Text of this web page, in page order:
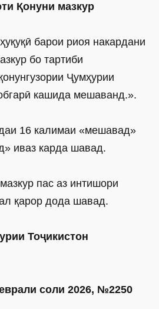
Қонуни мазкур
барои риоя накардани
бо тартиби
Ҷумҳурии
кашида мешаванд.».
16 калимаи «мешавад»
иваз карда шавад.
пас аз интишори
қарор дода шавад.
Тоҷикистон
соли 2026, №2250